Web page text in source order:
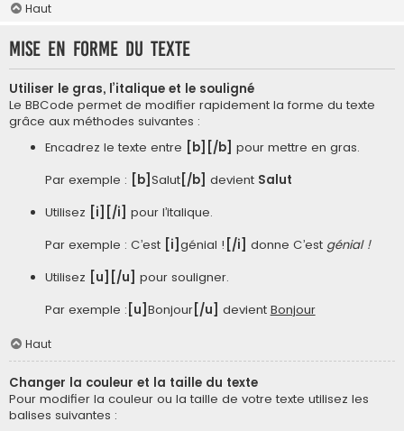
Haut
Mise en forme du texte
Utiliser le gras, l’italique et le souligné
Le BBCode permet de modifier rapidement la forme du texte
grâce aux méthodes suivantes :
Encadrez le texte entre [b][/b] pour mettre en gras.
Par exemple : [b] Salut[/b] devient Salut
Utilisez [i][/i] pour l’italique.
Par exemple : C’est [i] génial ! [/i] donne C’est génial !
Utilisez [u][/u] pour souligner.
Par exemple : [u] Bonjour[/u] devient Bonjour
Haut
Changer la couleur et la taille du texte
Pour modifier la couleur ou la taille de votre texte utilisez les
balises suivantes :